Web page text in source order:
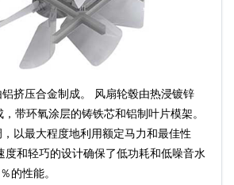
挤压合金制成。 风扇轮毂由热浸镀锌
，带环氧涂层的铸铁芯和铝制叶片模架。
以最大程度地利用额定马力和最佳性
度和轻巧的设计确保了低功耗和低噪音水
的性能。